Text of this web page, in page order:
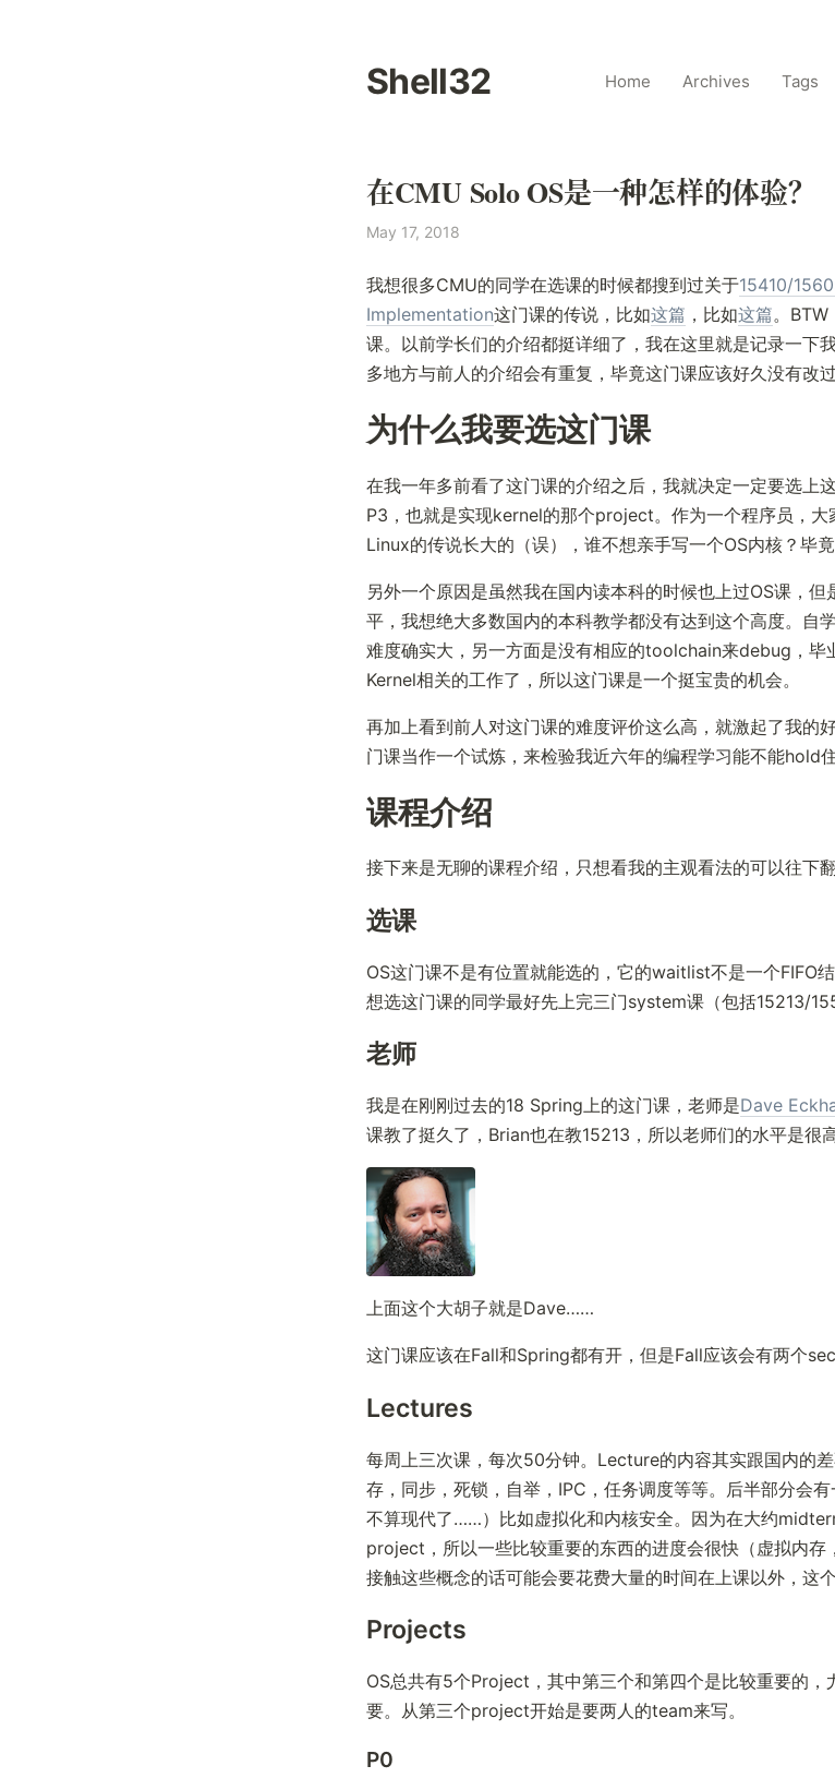
Shell32 Home Archives Tags
在CMU Solo OS是一种怎样的体验？
May 17, 2018
我想很多CMU的同学在选课的时候都搜到过关于15410/
Implementation这门课的传说，比如这篇 ，比如这篇。BTW
课。以前学长们的介绍都挺详细了，我在这里就是记录一下
多地方与前人的介绍会有重复，毕竟这门课应该好久没有改过
为什么我要选这门课
在我一年多前看了这门课的介绍之后，我就决定一定要选上
P3，也就是实现kernel的那个project。作为一个程序员，大
Linux的传说长大的（误），谁不想亲手写一个OS内核？毕
另外一个原因是虽然我在国内读本科的时候也上过OS课，
平，我想绝大多数国内的本科教学都没有达到这个高度。自
难度确实大，另一方面是没有相应的toolchain来debug，毕
Kernel相关的工作了，所以这门课是一个挺宝贵的机会。
再加上看到前人对这门课的难度评价这么高，就激起了我的
门课当作一个试炼，来检验我近六年的编程学习能不能hold住
课程介绍
接下来是无聊的课程介绍，只想看我的主观看法的可以往下翻
选课
OS这门课不是有位置就能选的，它的waitlist不是一个FIFO
想选这门课的同学最好先上完三门system课（包括15213/
老师
我是在刚刚过去的18 Spring上的这门课，老师是Dave
课教了挺久了，Brian也在教15213，所以老师们的水平是很高
上面这个大胡子就是Dave……
这门课应该在Fall和Spring都有开，但是Fall应该会有两个
Lectures
每周上三次课，每次50分钟。Lecture的内容其实跟国内的
存，同步，死锁，自举，IPC，任务调度等等。后半部分会
不算现代了……）比如虚拟化和内核安全。因为在大约
project，所以一些比较重要的东西的进度会很快（虚拟内存
接触这些概念的话可能会要花费大量的时间在上课以外，这个
Projects
OS总共有5个Project，其中第三个和第四个是比较重要的
要。从第三个project开始是要两人的team来写。
P0